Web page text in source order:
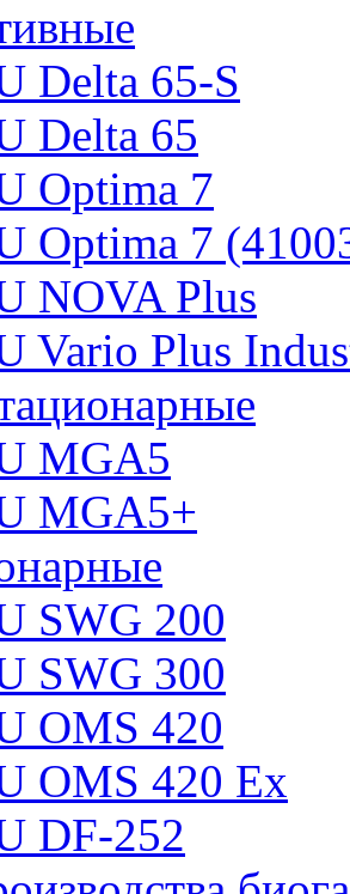
Delta 65-S
Delta 65
Optima 7
Optima 7
NOVA Plus
Vario Plus
MGA5
MGA5+
SWG 200
SWG 300
OMS 420
OMS 420 Ex
DF-252